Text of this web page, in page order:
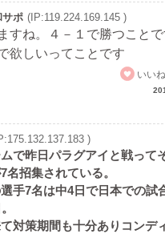
サポ (IP:119.224.169.145 )
すね。４－１で勝つこと
欲しいってことです
いいね
)
で昨日パラグアイと戦って
名招集されている。
手7名は中4日で日本での試
対策期間も十分ありコンデ